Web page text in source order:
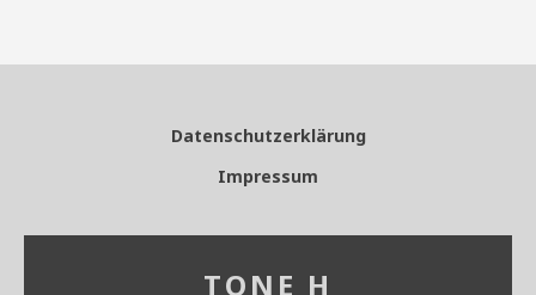
Datenschutzerklärung
Impressum
TONE H